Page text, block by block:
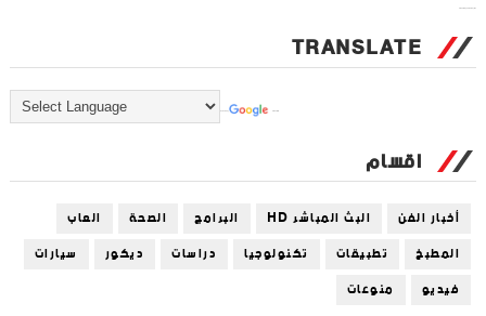
TRANSLATE
اقسام
أخبار الفن البث المباشر HD البرامج الصحة
العاب
المطبخ
تطبيقات تكنولوجيا دراسات ديكور
سيارات
فيديو
منوعات